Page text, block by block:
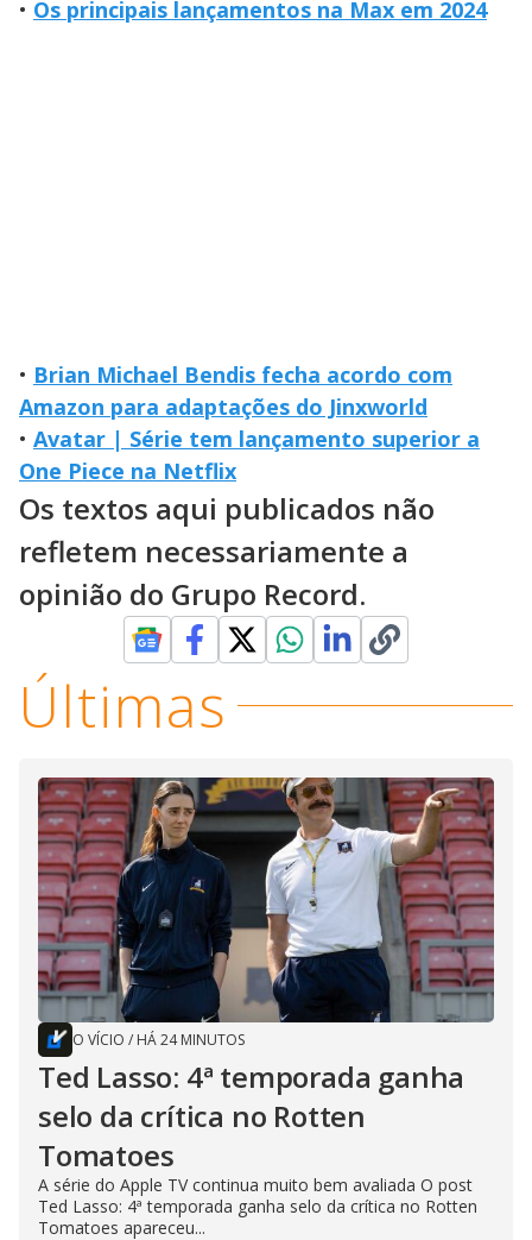
• Os principais lançamentos na Max em 2024
• Brian Michael Bendis fecha acordo com
Amazon para adaptações do Jinxworld
• Avatar | Série tem lançamento superior a
One Piece na Netflix
Os textos aqui publicados não
refletem necessariamente a
opinião do Grupo Record.
Últimas
O VÍCIO / HÁ 24 MINUTOS
Ted Lasso: 4ª temporada ganha
selo da crítica no Rotten
Tomatoes
A série do Apple TV continua muito bem avaliada O post
Ted Lasso: 4ª temporada ganha selo da crítica no Rotten
Tomatoes apareceu...